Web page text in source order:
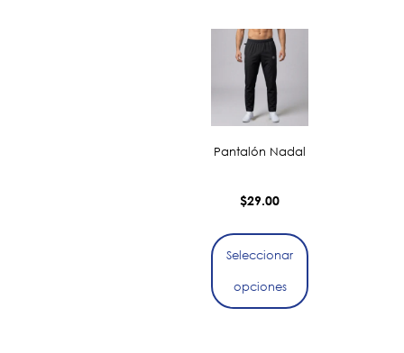
Pantalón Nadal
$29.00
Seleccionar
opciones